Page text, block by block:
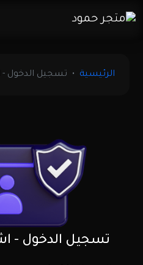
الرئيسية تسجيل الدخول -
تسجيل الدخول -